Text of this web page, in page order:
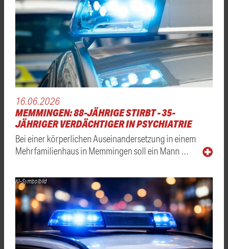
16.06.2026
MEMMINGEN: 88-JÄHRIGE STIRBT - 35-
JÄHRIGER VERDÄCHTIGER IN PSYCHIATRIE
Bei einer körperlichen Auseinandersetzung in einem
Mehrfamilienhaus in Memmingen soll ein Mann …
KI-Symbolbild